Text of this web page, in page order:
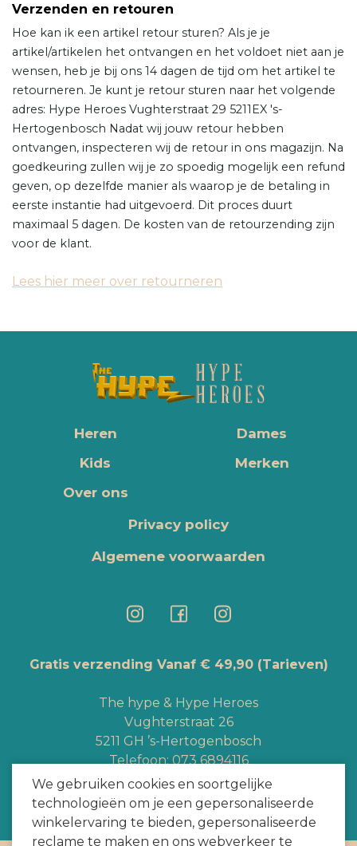
We gebruiken cookies en soortgelijke
technologieën om je een gepersonaliseerde
winkelervaring te bieden, gepersonaliseerde
reclame te maken en ons webverkeer te
Verzenden en retouren
Hoe kan ik een artikel retour sturen? Als je je
artikel/artikelen het ontvangen en het voldoet niet aan je
wensen, heb je bij ons 14 dagen de tijd om het artikel te
retourneren. Je kunt je retour sturen naar het volgende
adres: Hype Heroes Vughterstraat 29 5211EX 's-
Hertogenbosch Nadat wij jouw retour hebben
ontvangen, inspecteren wij de retour in ons magazijn. Na
goedkeuring zullen wij je zo spoedig mogelijk een refund
geven, op dezelfde manier als waarop je de betaling in
eerste instantie had uitgevoerd. Dit proces duurt
maximaal 5 dagen. De kosten van de retourzending zijn
voor de klant.
Lees hier meer over retourneren
Heren
Dames
Kids
Merken
Over ons
Privacy policy
Algemene voorwaarden
Gratis verzending Vanaf € 49,90 (Tarieven)
The hype & Hype Heroes
Vughterstraat 26
5211 GH ’s-Hertogenbosch
Telefoon: 073 6894116
Whatsapp:+3165363328
info@hypeheroes.com